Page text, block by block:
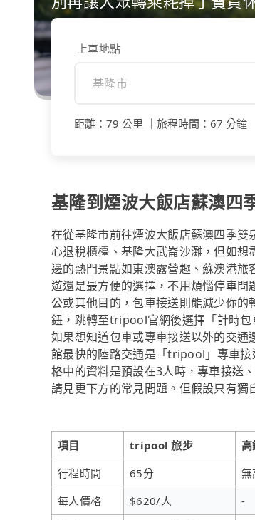
上車地點
距離 ： 79 公里 旅程時間 ： 67 分鐘
基隆到煙波大飯店蘇澳四
在從基隆市前往煙波大飯店蘇澳四季
心退稅櫃檯、基隆大武崙沙灘，但如
邊的熱門景點如東澳露營趣、蘇澳港
遊還是最方便的選擇，不用煩惱停車
公或其他目的，包車接送則能減少你
鈕，跳轉至tripool官網後選擇「計時包
如果想知道包車或專車接送以外的交
館最快的陸路交通是「tripool」專車
格中的資料是預設在3人時，專車接送
請見更下方的常見問題。但假設只有
項目 tripool 旅步 高
行程時間
65分 無
每人價格
$620/人 -